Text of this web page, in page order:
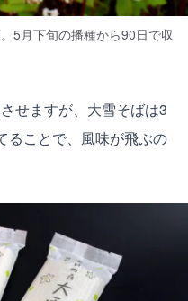
5月下旬の播種から90日で収
せますが、大雪そばは3
ることで、風味が飛ぶの